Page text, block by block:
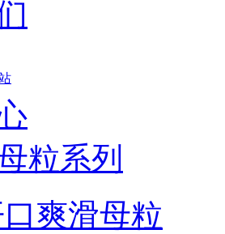
粒系列
爽滑母粒